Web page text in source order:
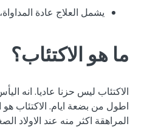
يشمل العلاج عادة
ما هو الاكتئاب؟
الاكتئاب ليس حزنا عاديا. انه
اطول من بضعة ايام. الاكتئاب
المراهقة اكثر منه عند الاولاد